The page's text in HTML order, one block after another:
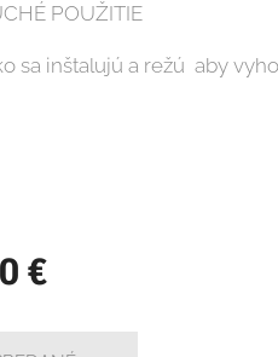
POUŽITIE
sa inštalujú a režú aby
€